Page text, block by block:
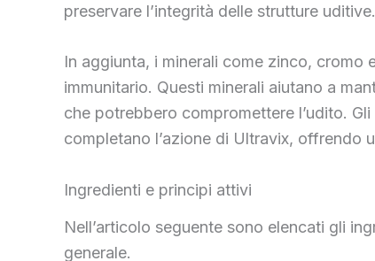
preservare l’integrità delle strutture uditive.
In aggiunta, i minerali come zinco, cromo
immunitario. Questi minerali aiutano a
che potrebbero compromettere l’udito.
completano l’azione di Ultravix, offrendo
Ingredienti e principi attivi
Nell’articolo seguente sono elencati gli
generale.